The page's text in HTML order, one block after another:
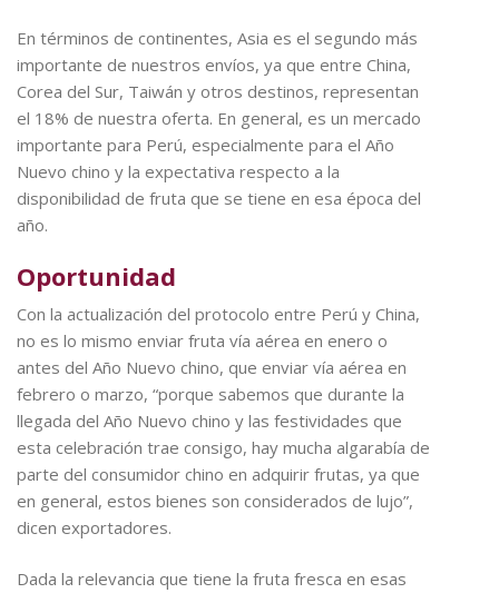
En términos de continentes, Asia es el segundo más
importante de nuestros envíos, ya que entre China,
Corea del Sur, Taiwán y otros destinos, representan
el 18% de nuestra oferta. En general, es un mercado
importante para Perú, especialmente para el Año
Nuevo chino y la expectativa respecto a la
disponibilidad de fruta que se tiene en esa época del
año.
Oportunidad
Con la actualización del protocolo entre Perú y China,
no es lo mismo enviar fruta vía aérea en enero o
antes del Año Nuevo chino, que enviar vía aérea en
febrero o marzo, “porque sabemos que durante la
llegada del Año Nuevo chino y las festividades que
esta celebración trae consigo, hay mucha algarabía de
parte del consumidor chino en adquirir frutas, ya que
en general, estos bienes son considerados de lujo”,
dicen exportadores.
Dada la relevancia que tiene la fruta fresca en esas